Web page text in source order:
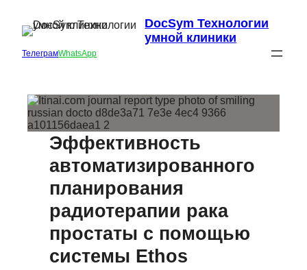
DocSym Технологии
умной клиники
ТелеграмWhatsApp
Эффективность
автоматизированного
планирования
радиотерапии рака
простаты с помощью
системы Ethos